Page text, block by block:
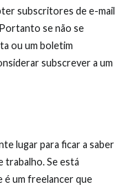
subscritores de e-mail
se não se
ou um boletim
subscrever a um
lugar para ficar a saber
trabalho. Se está
é um freelancer que